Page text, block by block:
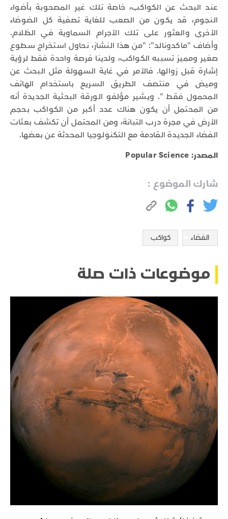
عند البحث عن الكواكب، خاصة تلك غير المصحوبة بأضواء
النجوم، قد يكون من الصعب للغاية تصفية كل الضوضاء
الأخرى والعثور على تلك الأجرام السماوية في الظلام.
وأضاف "ماكدونالد": "من هذا النشاز، نحاول استخراج سطوع
صغير ومميز تسببه الكواكب، ولدينا فرصة واحدة فقط لرؤية
إشارة قبل زوالها. فالأمر في غاية السهولة مثل البحث عن
وميض في منتصف الطريق السريع باستخدام الهاتف
المحمول فقط ". ويشير مؤلفو الورقة البحثية الجديدة أنه
من المحتمل أن يكون هناك عدد أكبر من الكواكب بحجم
الأرض في مجرة ​​درب التبانة، ومن المحتمل أن تكشف بعثات
الفضاء الجديدة القادمة مع التكنولوجيا المحدثة عن بعضها.
المصدر: Popular Science
شارك الموضوع :
الفضاء كواكب
موضوعات ذات صلة